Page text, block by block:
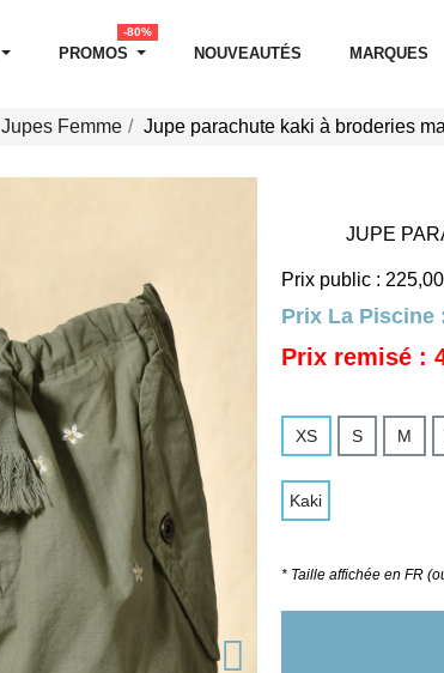
PROMOS
-80%
NOUVEAUTÉS MARQUES
Jupes Femme Jupe parachute kaki à broderies
JUPE
Prix public :
Prix La Piscine
Prix remisé :
XS S M
Kaki
* Taille affichée en FR